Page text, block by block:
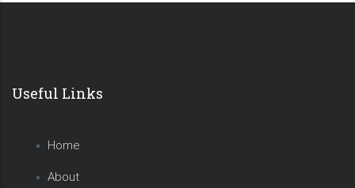
Useful Links
Home
About